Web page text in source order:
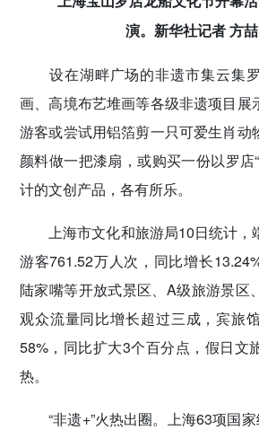
演。新华社记者 方
设在湖畔广场的非遗市集云集
画、高境布艺堆画等各级非遗项目展
游客或尝试用铝箔剪一只可爱生肖动
颜料做一把漆扇，或购买一份以罗店
计的文创产品，各有所乐。
上海市文化和旅游局10日统计，
游客761.52万人次，同比增长
陆家嘴等开放式景区、A级旅游景区
观众流量同比增长超过三成，宾旅
58%，同比扩大3个百分点，假日文
热。
“非遗+”火热出圈。上海63项国家